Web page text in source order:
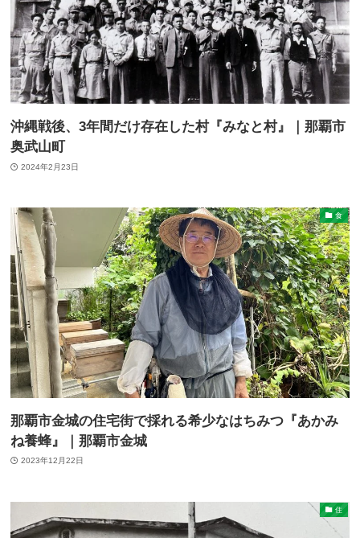
沖縄戦後、3年間だけ存在した村『みなと村』｜那覇市
奥武山町
2024年2月23日
食
那覇市金城の住宅街で採れる希少なはちみつ『あかみ
ね養蜂』｜那覇市金城
2023年12月22日
住